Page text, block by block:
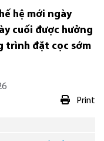
hệ mới ngày
cuối được hưởng
trình đặt cọc sớm
Print